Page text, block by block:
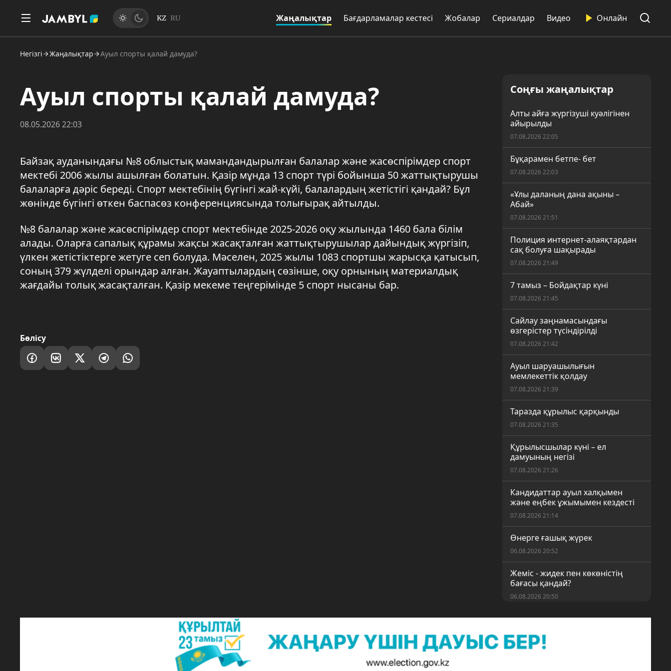
KZ RU Жаңалықтар Бағдарламалар кестесі Жобалар Сериалдар Видео Онлайн
Негізгі Жаңалықтар Ауыл спорты қалай дамуда?
Ауыл спорты қалай дамуда?
08.05.2026 22:03
Байзақ ауданындағы №8 облыстық мамандандырылған балалар және жасөспірімдер спорт
мектебі 2006 жылы ашылған болатын. Қазір мұнда 13 спорт түрі бойынша 50 жаттықтырушы
балаларға дәріс береді. Спорт мектебінің бүгінгі жай-күйі, балалардың жетістігі қандай? Бұл
жөнінде бүгінгі өткен баспасөз конференциясында толығырақ айтылды.
№8 балалар және жасөспірімдер спорт мектебінде 2025-2026 оқу жылында 1460 бала білім
алады. Оларға сапалық құрамы жақсы жасақталған жаттықтырушылар дайындық жүргізіп,
үлкен жетістіктерге жетуге сеп болуда. Мәселен, 2025 жылы 1083 спортшы жарысқа қатысып,
соның 379 жүлделі орындар алған. Жауаптылардың сөзінше, оқу орнының материалдық
жағдайы толық жасақталған. Қазір мекеме теңгерімінде 5 спорт нысаны бар.
Бөлісу
Соңғы жаңалықтар
Алты айға жүргізуші куәлігінен
айырылды
07.08.2026 22:05
Бұқарамен бетпе- бет
07.08.2026 22:03
«Ұлы даланың дана ақыны –
Абай»
07.08.2026 21:51
Полиция интернет-алаяқтардан
сақ болуға шақырады
07.08.2026 21:49
7 тамыз – Бойдақтар күні
07.08.2026 21:45
Сайлау заңнамасындағы
өзгерістер түсіндірілді
07.08.2026 21:42
Ауыл шаруашылығын
мемлекеттік қолдау
07.08.2026 21:39
Таразда құрылыс қарқынды
07.08.2026 21:35
Құрылысшылар күні – ел
дамуының негізі
07.08.2026 21:26
Кандидаттар ауыл халқымен
және еңбек ұжымымен кездесті
07.08.2026 21:14
Өнерге ғашық жүрек
06.08.2026 20:52
Жеміс - жидек пен көкөністің
бағасы қандай?
06.08.2026 20:50
«Таза Қазақстан» акциясы
06.08.2026 20:46